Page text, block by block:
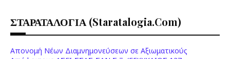
ΣΤΑΡΑΤΑΛΟΓΙΑ (staratalogia.com)
Απονομή Νέων Διαμνημονεύσεων σε Αξιωματικούς